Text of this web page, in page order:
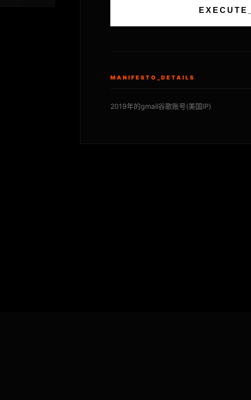
MANIFESTO_DETAILS
2019年的gmail谷歌账号(美国IP)